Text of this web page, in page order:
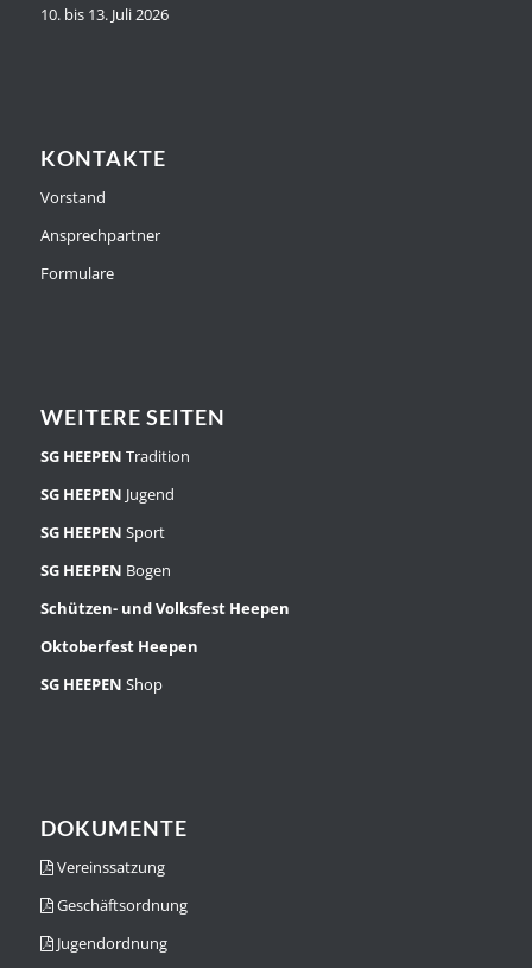
10. bis 13. Juli 2026
KONTAKTE
Vorstand
Ansprechpartner
Formulare
WEITERE SEITEN
SG HEEPEN Tradition
SG HEEPEN Jugend
SG HEEPEN Sport
SG HEEPEN Bogen
Schützen- und Volksfest Heepen
Oktoberfest Heepen
SG HEEPEN Shop
DOKUMENTE
Vereinssatzung
Geschäftsordnung
Jugendordnung